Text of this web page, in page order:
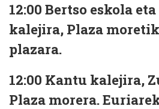
12:00 Bertso eskola
kalejira, Plaza
plazara.
12:00 Kantu kalejira,
Plaza morera.